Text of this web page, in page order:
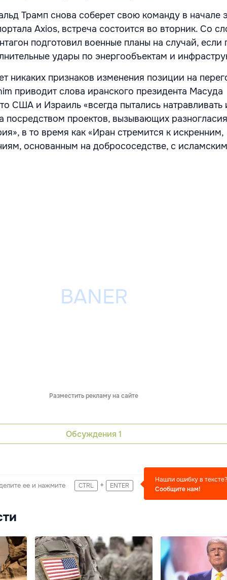
Трамп снова соберет свою команду в начале
Axios, встреча состоится во вторник. Со
подготовил военные планы на случай, если
удары по энергообъектам и
никаких признаков изменения позиции на
приводит слова иранского президента Масуда
США и Израиль «всегда пытались натравливать
посредством проектов, вызывающих
в то время как «Иран стремится к искренним,
основанным на добрососедстве, с
Разместить рекламу на сайте
Обсуждения 1
ее и нажмите CTRL + ENTER
Нашли ошибку в тексте?
Сообщите нам!